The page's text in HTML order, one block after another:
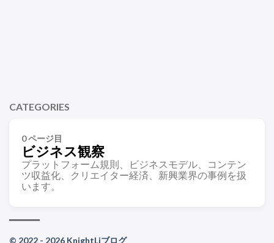
CATEGORIES
0 ページ目
ビジネス観察
プラットフォーム規則、ビジネスモデル、コンテン
ツ収益化、クリエイター経済、新興業界の事例を扱
います。
© 2022 - 2026 KnightLiブログ